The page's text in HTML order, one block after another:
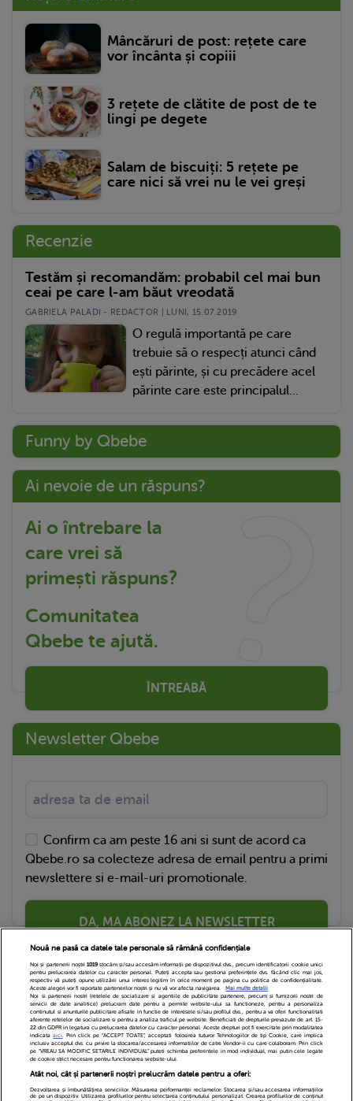
Mâncăruri de post: rețete care
vor încânta și copiii
3 rețete de clătite de post de te
lingi pe degete
Salam de biscuiți: 5 rețete pe
care nici să vrei nu le vei greși
Recenzie
Testăm și recomandăm: probabil cel mai bun
ceai pe care l-am băut vreodată
GABRIELA PALADI - REDACTOR | LUNI, 15.07.2019
O regulă importantă pe care
trebuie să o respecți atunci când
ești părinte, și cu precădere acel
părinte care este principalul...
Funny by Qbebe
Ai nevoie de un răspuns?
Ai o întrebare la
care vrei să
primești răspuns?
Comunitatea
Qbebe te ajută.
ÎNTREABĂ
Newsletter Qbebe
Confirm ca am peste 16 ani si sunt de acord ca
Qbebe.ro sa colecteze adresa de email pentru a primi
newslettere si e-mail-uri promotionale.
DA, MA ABONEZ LA NEWSLETTER
Echipa Editoriala Newsletter
Contact
Cariere
Cookies
Politica de confidentialitate
Nouă ne pasă ca datele tale personale să rămână confidențiale
Noi și partenerii noștri 1019stocăm și/sau accesăm informații pe dispozitivul dvs., precum identificatorii cookie unici
pentru prelucrarea datelor cu caracter personal. Puteți accepta sau gestiona preferințele dvs. făcând clic mai jos,
respectiv vă puteți opune utilizării unui interes legitim în orice moment pe pagina cu politica de confidențialitate.
Aceste alegeri vor fi raportate partenerilor noștri și nu vă vor afecta navigarea.
Mai multe detalii
Noi si partenerii nostri (retelele de socializare si agentiile de publicitate partenere, precum si furnizorii nostri de
servicii de date analitice) prelucram date pentru a permite website-ului sa functioneze, pentru a personaliza
continutul si anunturile publicitare afisate in functie de interesele si/sau profilul dvs., pentru a va oferi functionalitati
aferente retelelor de socializare si pentru a analiza traficul pe website. Beneficiati de drepturile prevazute de art. 15-
22 din GDPR in legatura cu prelucrarea datelor cu caracter personal. Aceste drepturi pot fi exercitate prin modalitatea
indicataaici. Prin click pe “ACCEPT TOATE”, acceptati folosirea tuturor Tehnologiilor de tip Cookie, care implica
inclusiv acceptul dvs. cu privire la stocarea/accesarea informatiilor de catre Vendor-ii cu care colaboram. Prin click
pe “VREAU SA MODIFIC SETARILE INDIVIDUAL” puteti schimba preferintele in mod individual, mai putin cele legate
de cookie strict necesare pentru functionarea website-ului.
Atât noi, cât și partenerii noștri prelucrăm datele pentru a oferi:
Dezvoltarea și îmbunătățirea serviciilor. Măsurarea performanței reclamelor. Stocarea și/sau accesarea informațiilor
de pe un dispozitiv. Utilizarea profilurilor pentru selectarea conținutului personalizat. Crearea profilurilor de conținut